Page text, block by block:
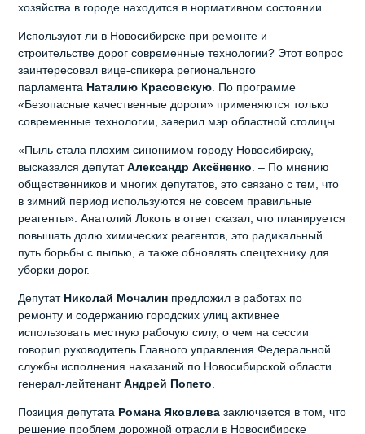
хозяйства в городе находится в нормативном состоянии.
Используют ли в Новосибирске при ремонте и
строительстве дорог современные технологии? Этот вопрос
заинтересовал вице-спикера регионального
парламента Наталию Красовскую. По программе
«Безопасные качественные дороги» применяются только
современные технологии, заверил мэр областной столицы.
«Пыль стала плохим синонимом городу Новосибирску, –
высказался депутатАлександр Аксёненко. – По мнению
общественников и многих депутатов, это связано с тем, что
в зимний период используются не совсем правильные
реагенты». Анатолий Локоть в ответ сказал, что планируется
повышать долю химических реагентов, это радикальный
путь борьбы с пылью, а также обновлять спецтехнику для
уборки дорог.
Депутат Николай Мочалин предложил в работах по
ремонту и содержанию городских улиц активнее
использовать местную рабочую силу, о чем на сессии
говорил руководитель Главного управления Федеральной
службы исполнения наказаний по Новосибирской области
генерал-лейтенантАндрей Попето.
Позиция депутата Романа Яковлева заключается в том, что
решение проблем дорожной отрасли в Новосибирске